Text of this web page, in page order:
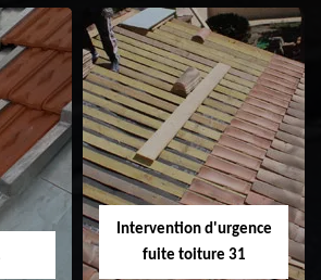
Réparation de
toiture 31
Intervention d'urgence
fuite toiture 31